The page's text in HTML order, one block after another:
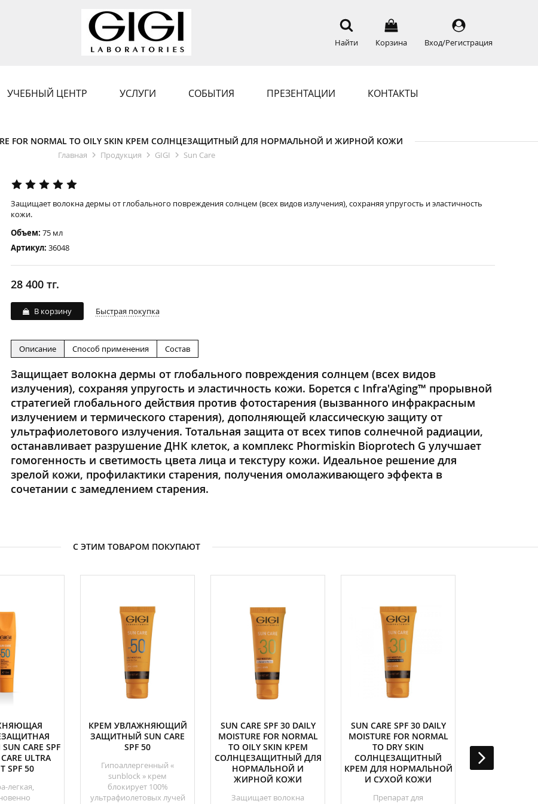
Найти Корзина Вход/Регистрация
УЧЕБНЫЙ ЦЕНТР УСЛУГИ СОБЫТИЯ ПРЕЗЕНТАЦИИ КОНТАКТЫ
FOR NORMAL TO OILY SKIN КРЕМ СОЛНЦЕЗАЩИТНЫЙ ДЛЯ НОРМАЛЬНОЙ И ЖИРНОЙ КОЖИ
Главная Продукция GIGI Sun Care
Защищает волокна дермы от глобального повреждения солнцем (всех видов излучения), сохраняя упругость и эластичность
кожи.
Объем: 75 мл
Артикул: 36048
28 400 тг.
В корзину Быстрая покупка
Описание Способ применения Состав
Защищает волокна дермы от глобального повреждения солнцем (всех видов
излучения), сохраняя упругость и эластичность кожи. Борется с Infra'Aging™ прорывной
стратегией глобального действия против фотостарения (вызванного инфракрасным
излучением и термического старения), дополняющей классическую защиту от
ультрафиолетового излучения. Тотальная защита от всех типов солнечной радиации,
останавливает разрушение ДНК клеток, а комплекс Phormiskin Bioprotech G улучшает
гомогенность и светимость цвета лица и текстуру кожи. Идеальное решение для
зрелой кожи, профилактики старения, получения омолаживающего эффекта в
сочетании с замедлением старения.
С ЭТИМ ТОВАРОМ ПОКУПАЮТ
CARE SPF
ULTRA
SPF 50
легкая,
КРЕМ УВЛАЖНЯЮЩИЙ
ЗАЩИТНЫЙ SUN CARE
SPF 50
Гипоаллергенный «
sunblock » крем
блокирует 100%
ультрафиолетовых лучей
SUN CARE SPF 30 DAILY
MOISTURE FOR NORMAL
TO OILY SKIN КРЕМ
СОЛНЦЕЗАЩИТНЫЙ ДЛЯ
НОРМАЛЬНОЙ И
ЖИРНОЙ КОЖИ
Защищает волокна
SUN CARE SPF 30 DAILY
MOISTURE FOR NORMAL
TO DRY SKIN
СОЛНЦЕЗАЩИТНЫЙ
КРЕМ ДЛЯ НОРМАЛЬНОЙ
И СУХОЙ КОЖИ
Препарат для
ЭМУЛЬСИЯ
50 / SUN